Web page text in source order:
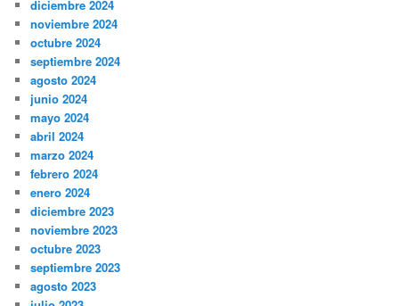
diciembre 2024
noviembre 2024
octubre 2024
septiembre 2024
agosto 2024
junio 2024
mayo 2024
abril 2024
marzo 2024
febrero 2024
enero 2024
diciembre 2023
noviembre 2023
octubre 2023
septiembre 2023
agosto 2023